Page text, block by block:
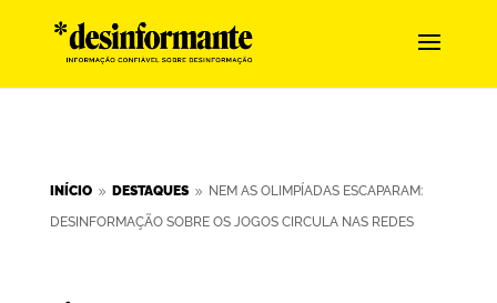
INÍCIO 9 DESTAQUES 9
NEM AS OLIMPÍADAS ESCAPARAM:
DESINFORMAÇÃO SOBRE OS JOGOS CIRCULA NAS REDES